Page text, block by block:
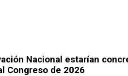
Nacional estarían
Congreso de 2026